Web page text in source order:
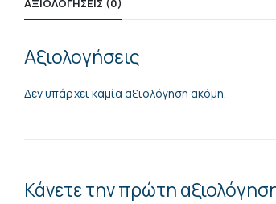
ΑΞΙΟΛΟΓΉΣΕΙΣ (0)
Αξιολογήσεις
Δεν υπάρχει καμία αξιολόγηση ακόμη.
Κάνετε την πρώτη